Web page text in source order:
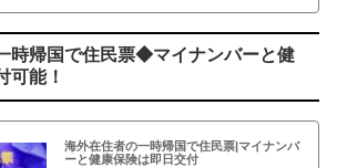
時帰国で住民票◆マイナンバーと健
可能！
海外在住者の一時帰国で住民票|マイナンバ
ーと健康保険は即日交付